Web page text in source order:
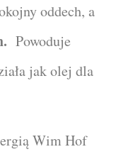
oddech, a
Powoduje
jak olej dla
Wim Hof